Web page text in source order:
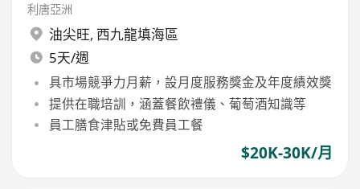
利唐亞洲
油尖旺, 西九龍填海區
5天/週
具市場競爭力月薪，設月度服務獎金及年度績效獎
提供在職培訓，涵蓋餐飲禮儀、葡萄酒知識等
員工膳食津貼或免費員工餐
$20K-30K/月